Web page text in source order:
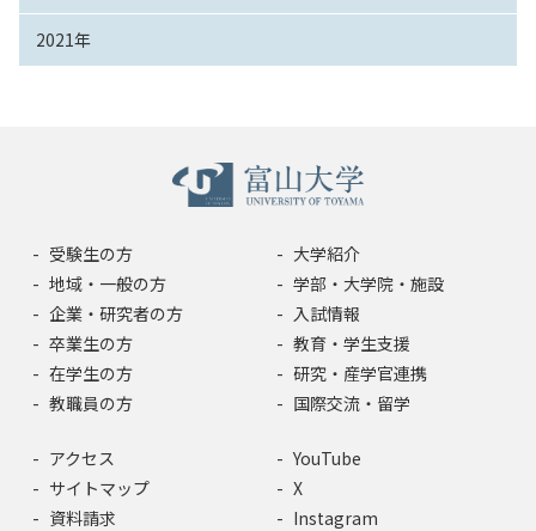
2021年
受験生の方
地域・一般の方
企業・研究者の方
卒業生の方
在学生の方
教職員の方
大学紹介
学部・大学院・施設
入試情報
教育・学生支援
研究・産学官連携
国際交流・留学
アクセス
サイトマップ
資料請求
YouTube
X
Instagram